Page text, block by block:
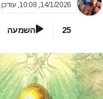
14/1/2026, 10:08 , עודכן
25 השמעה